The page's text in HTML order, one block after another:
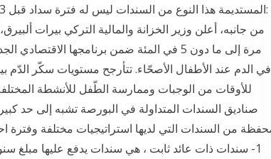
المستديمة هذا النوع من السندات ليس له فترة سداد قبل 3 سنوات … السندات ذات معدل الفائدة المتحرك:
من جانبه، أعلن وزير الخزانة والمالية التركي بيرات
في الدم عند الأطفال الأصحّاء. تتأرجح مستويات سكّر الدّم
للأوقات من الوجبات وممارسة الطّفل للأنشطة
صناديق السندات المتداولة في البورصة تشبه إلى حد
1- سندات ذات عائد ثابت ، هي سندات يدفع عليها مبلغ